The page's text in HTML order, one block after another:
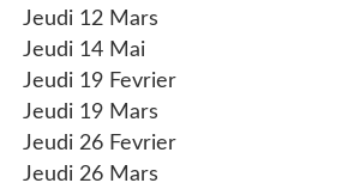
Jeudi 12 Mars
Jeudi 14 Mai
Jeudi 19 Fevrier
Jeudi 19 Mars
Jeudi 26 Fevrier
Jeudi 26 Mars